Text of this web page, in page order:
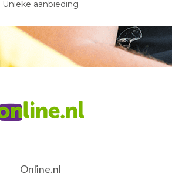
Unieke aanbieding
Online.nl